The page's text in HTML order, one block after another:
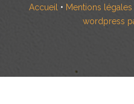
Accueil
• Mentions légales
wordpress